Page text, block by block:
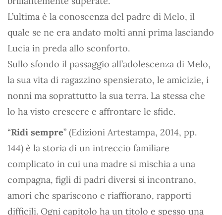
L’ultima è la conoscenza del padre di Melo, il
quale se ne era andato molti anni prima lasciando
Lucia in preda allo sconforto.
Sullo sfondo il passaggio all’adolescenza di Melo,
la sua vita di ragazzino spensierato, le amicizie, i
nonni ma soprattutto la sua terra. La stessa che
lo ha visto crescere e affrontare le sfide.
“Ridi sempre” (Edizioni Artestampa, 2014, pp.
144) è la storia di un intreccio familiare
complicato in cui una madre si mischia a una
compagna, figli di padri diversi si incontrano,
amori che spariscono e riaffiorano, rapporti
difficili. Ogni capitolo ha un titolo e spesso una